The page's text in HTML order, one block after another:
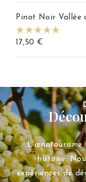
Pinot Noir Vallée
17,50 €
L'œnotourisme
histoire.
expériences de